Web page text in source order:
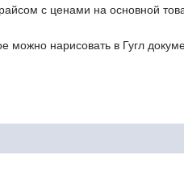
с ценами на основной
нарисовать в Гугл